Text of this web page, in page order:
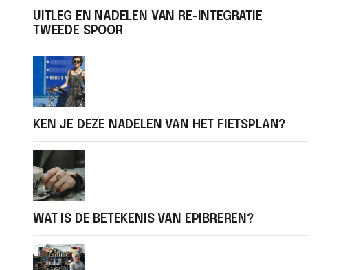
UITLEG EN NADELEN VAN RE-INTEGRATIE
TWEEDE SPOOR
KEN JE DEZE NADELEN VAN HET FIETSPLAN?
WAT IS DE BETEKENIS VAN EPIBREREN?